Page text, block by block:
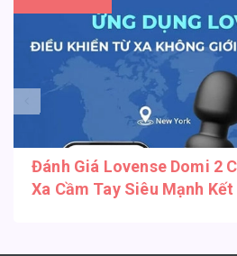
Đánh Giá Lovense Domi 2
Xa Cầm Tay Siêu Mạnh